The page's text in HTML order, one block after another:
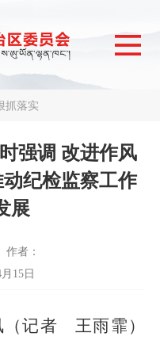
抓落实
强调 改进作风
纪检监察工作
展
作者：
15日
（记者 王雨霏）